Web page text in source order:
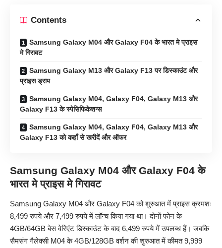
Contents
Samsung Galaxy M04 और Galaxy F04 के भारत मे प्राइस
मे गिरावट
Samsung Galaxy M13 और Galaxy F13 पर डिस्काउंट और
प्राइस ड्राप
Samsung Galaxy M04, Galaxy F04, Galaxy M13 और
Galaxy F13 के स्पेसिफिकेशन्स
Samsung Galaxy M04, Galaxy F04, Galaxy M13 और
Galaxy F13 को कहाँ से खरीदें और ऑफर
Samsung Galaxy M04 औरGalaxy F04 के
भारत मे प्राइस मे गिरावट
Samsung Galaxy M04 और Galaxy F04 को शुरुआत में प्राइस क्रमशः
8,499 रुपये और 7,499 रुपये में लॉन्च किया गया था। दोनों फोन के
4GB/64GB बेस वेरिएंट डिस्काउंट के बाद 6,499 रुपये में उपलब्ध हैं। जबकि
सैमसंग गैलेक्सी M04 के 4GB/128GB वर्शन की शुरुआत में कीमत 9,999